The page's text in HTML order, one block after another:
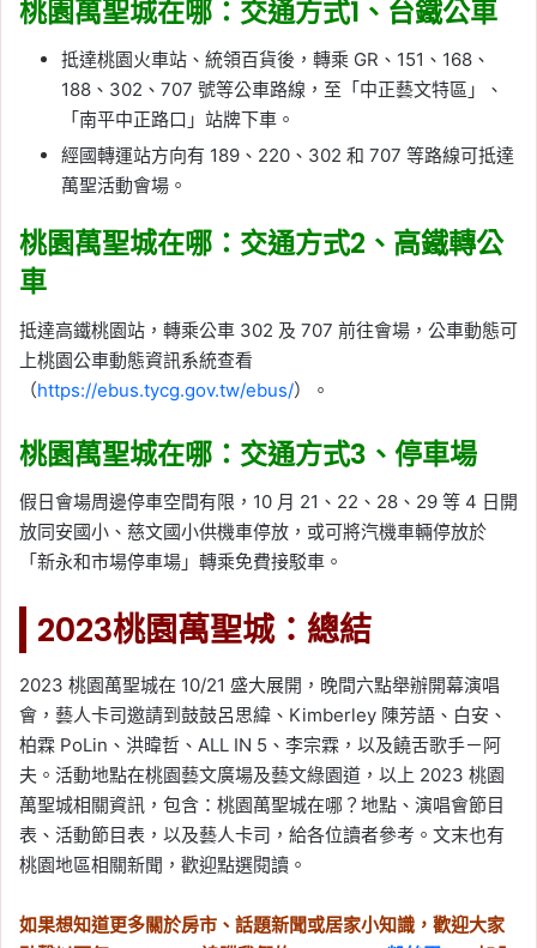
桃園萬聖城在哪：交通方式1、台鐵公車
抵達桃園火車站、統領百貨後，轉乘 GR、151、168、
188、302、707 號等公車路線，至「中正藝文特區」、
「南平中正路口」站牌下車。
經國轉運站方向有 189、220、302 和 707 等路線可抵達
萬聖活動會場。
桃園萬聖城在哪：交通方式2、高鐵轉公
車
抵達高鐵桃園站，轉乘公車 302 及 707 前往會場，公車動態可
上桃園公車動態資訊系統查看
（https://ebus.tycg.gov.tw/ebus/）。
桃園萬聖城在哪：交通方式3、停車場
假日會場周邊停車空間有限，10 月 21、22、28、29 等 4 日開
放同安國小、慈文國小供機車停放，或可將汽機車輛停放於
「新永和市場停車場」轉乘免費接駁車。
2023桃園萬聖城：總結
2023 桃園萬聖城在 10/21 盛大展開，晚間六點舉辦開幕演唱
會，藝人卡司邀請到鼓鼓呂思緯、Kimberley 陳芳語、白安、
柏霖 PoLin、洪暐哲、ALL IN 5、李宗霖，以及饒舌歌手－阿
夫。活動地點在桃園藝文廣場及藝文綠園道，以上 2023 桃園
萬聖城相關資訊，包含：桃園萬聖城在哪？地點、演唱會節目
表、活動節目表，以及藝人卡司，給各位讀者參考。文末也有
桃園地區相關新聞，歡迎點選閱讀。
如果想知道更多關於房市、話題新聞或居家小知識，歡迎大家